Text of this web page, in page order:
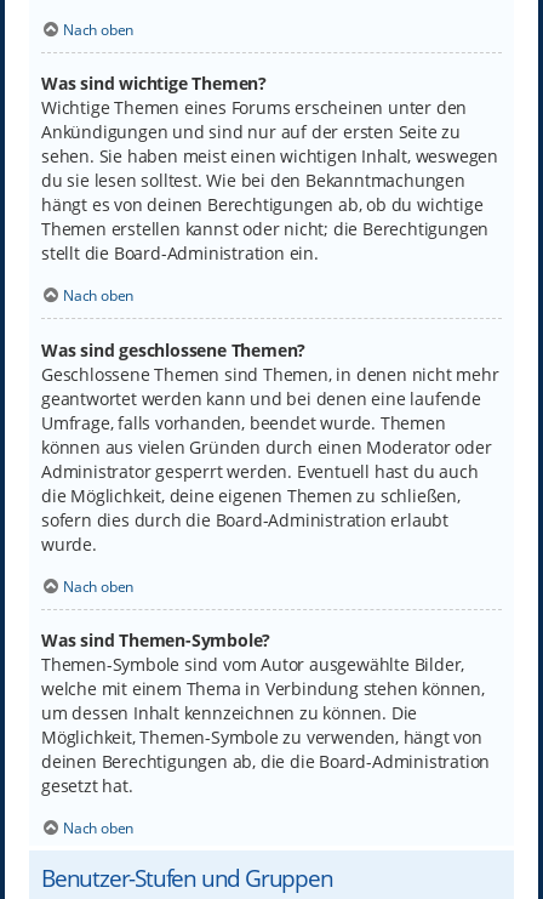
Nach oben
Was sind wichtige Themen?
Wichtige Themen eines Forums erscheinen unter den
Ankündigungen und sind nur auf der ersten Seite zu
sehen. Sie haben meist einen wichtigen Inhalt, weswegen
du sie lesen solltest. Wie bei den Bekanntmachungen
hängt es von deinen Berechtigungen ab, ob du wichtige
Themen erstellen kannst oder nicht; die Berechtigungen
stellt die Board-Administration ein.
Nach oben
Was sind geschlossene Themen?
Geschlossene Themen sind Themen, in denen nicht mehr
geantwortet werden kann und bei denen eine laufende
Umfrage, falls vorhanden, beendet wurde. Themen
können aus vielen Gründen durch einen Moderator oder
Administrator gesperrt werden. Eventuell hast du auch
die Möglichkeit, deine eigenen Themen zu schließen,
sofern dies durch die Board-Administration erlaubt
wurde.
Nach oben
Was sind Themen-Symbole?
Themen-Symbole sind vom Autor ausgewählte Bilder,
welche mit einem Thema in Verbindung stehen können,
um dessen Inhalt kennzeichnen zu können. Die
Möglichkeit, Themen-Symbole zu verwenden, hängt von
deinen Berechtigungen ab, die die Board-Administration
gesetzt hat.
Nach oben
Benutzer-Stufen und Gruppen